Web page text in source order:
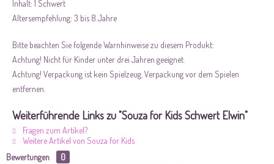
Inhalt: 1 Schwert
Altersempfehlung: 3 bis 8 Jahre
Bitte beachten Sie folgende Warnhinweise zu diesem Produkt:
Achtung! Nicht für Kinder unter drei Jahren geeignet.
Achtung! Verpackung ist kein Spielzeug. Verpackung vor dem Spielen
entfernen.
Weiterführende Links zu "Souza for Kids Schwert Elwin"
Fragen zum Artikel?
Weitere Artikel von Souza for Kids
Bewertungen
0